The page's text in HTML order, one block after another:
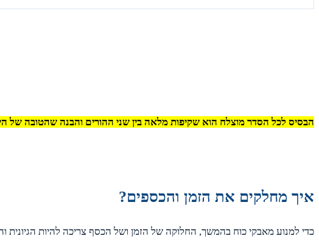
הבסיס לכל הסדר מוצלח הוא שקיפות מלאה בין שני ההורים והבנה שהטובה של
איך מחלקים את הזמן והכספים?
כדי למנוע מאבקי כוח בהמשך, החלוקה של הזמן ושל הכסף צריכה להיות הגיונית